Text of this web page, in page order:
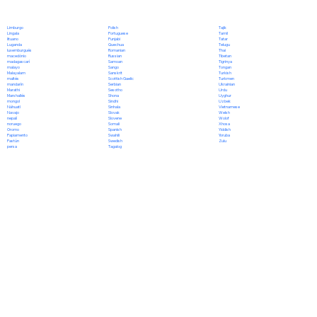
Limburgo
Lingala
lituano
Luganda
luxemburgués
macedónio
madagascarí
malayo
Malayalam
maltés
mandarín
Marathi
Marshallés
mongol
Náhuatl
Navajo
nepalí
noruego
Oromo
Papiamento
Pastún
persa
Polish
Portuguese
Punjabi
Quechua
Romanian
Russian
Samoan
Sango
Sanskrit
Scottish Gaelic
Serbian
Sesotho
Shona
Sindhi
Sinhala
Slovak
Slovene
Somali
Spanish
Swahili
Swedish
Tagalog
Tajik
Tamil
Tatar
Telugu
Thai
Tibetan
Tigrinya
Tongan
Turkish
Turkmen
Ukrainian
Urdu
Uyghur
Uzbek
Vietnamese
Welsh
Wolof
Xhosa
Yiddish
Yoruba
Zulu